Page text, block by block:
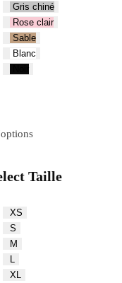
Gris chiné
Rose clair
Sable
Blanc
Taille
XS
S
M
XL